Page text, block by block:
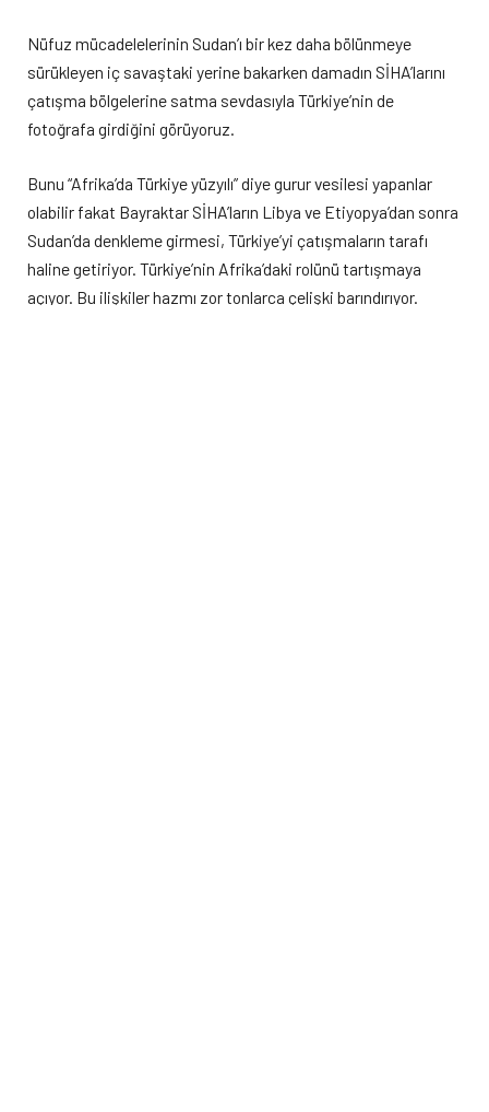
Nüfuz mücadelelerinin Sudan’ı bir kez daha bölünmeye
sürükleyen iç savaştaki yerine bakarken damadın SİHA’larını
çatışma bölgelerine satma sevdasıyla Türkiye’nin de
fotoğrafa girdiğini görüyoruz.
Bunu “Afrika’da Türkiye yüzyılı” diye gurur vesilesi yapanlar
olabilir fakat Bayraktar SİHA’ların Libya ve Etiyopya’dan sonra
Sudan’da denkleme girmesi, Türkiye’yi çatışmaların tarafı
haline getiriyor. Türkiye’nin Afrika’daki rolünü tartışmaya
açıyor. Bu ilişkiler hazmı zor tonlarca çelişki barındırıyor.